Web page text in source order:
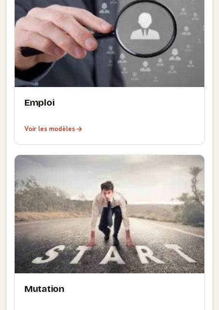
Emploi
Voir les modèles
Mutation